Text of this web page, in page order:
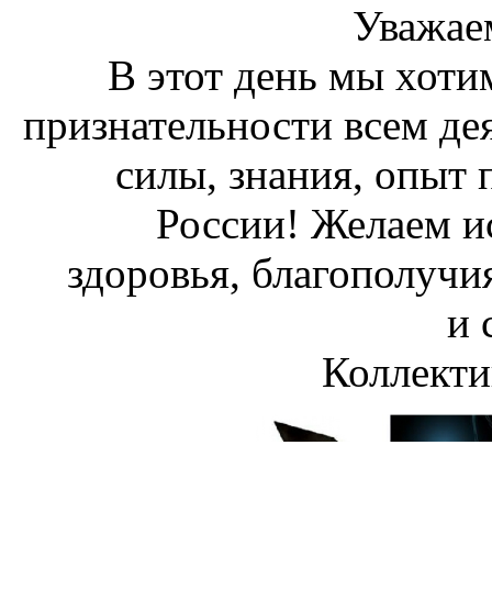
В этот день мы
признательности всем
силы, знания, опыт
России! Желаем
здоровья,
и